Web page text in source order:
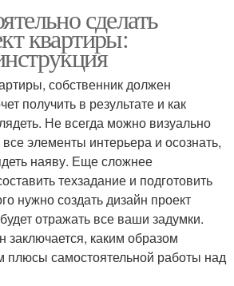
сделать
квартиры:
собственник должен
получить в результате и как
Не всегда можно визуально
элементы интерьера и осознать,
наяву. Еще сложнее
техзадание и подготовить
нужно создать дизайн проект
отражать все ваши задумки.
заключается, каким образом
плюсы самостоятельной работы над